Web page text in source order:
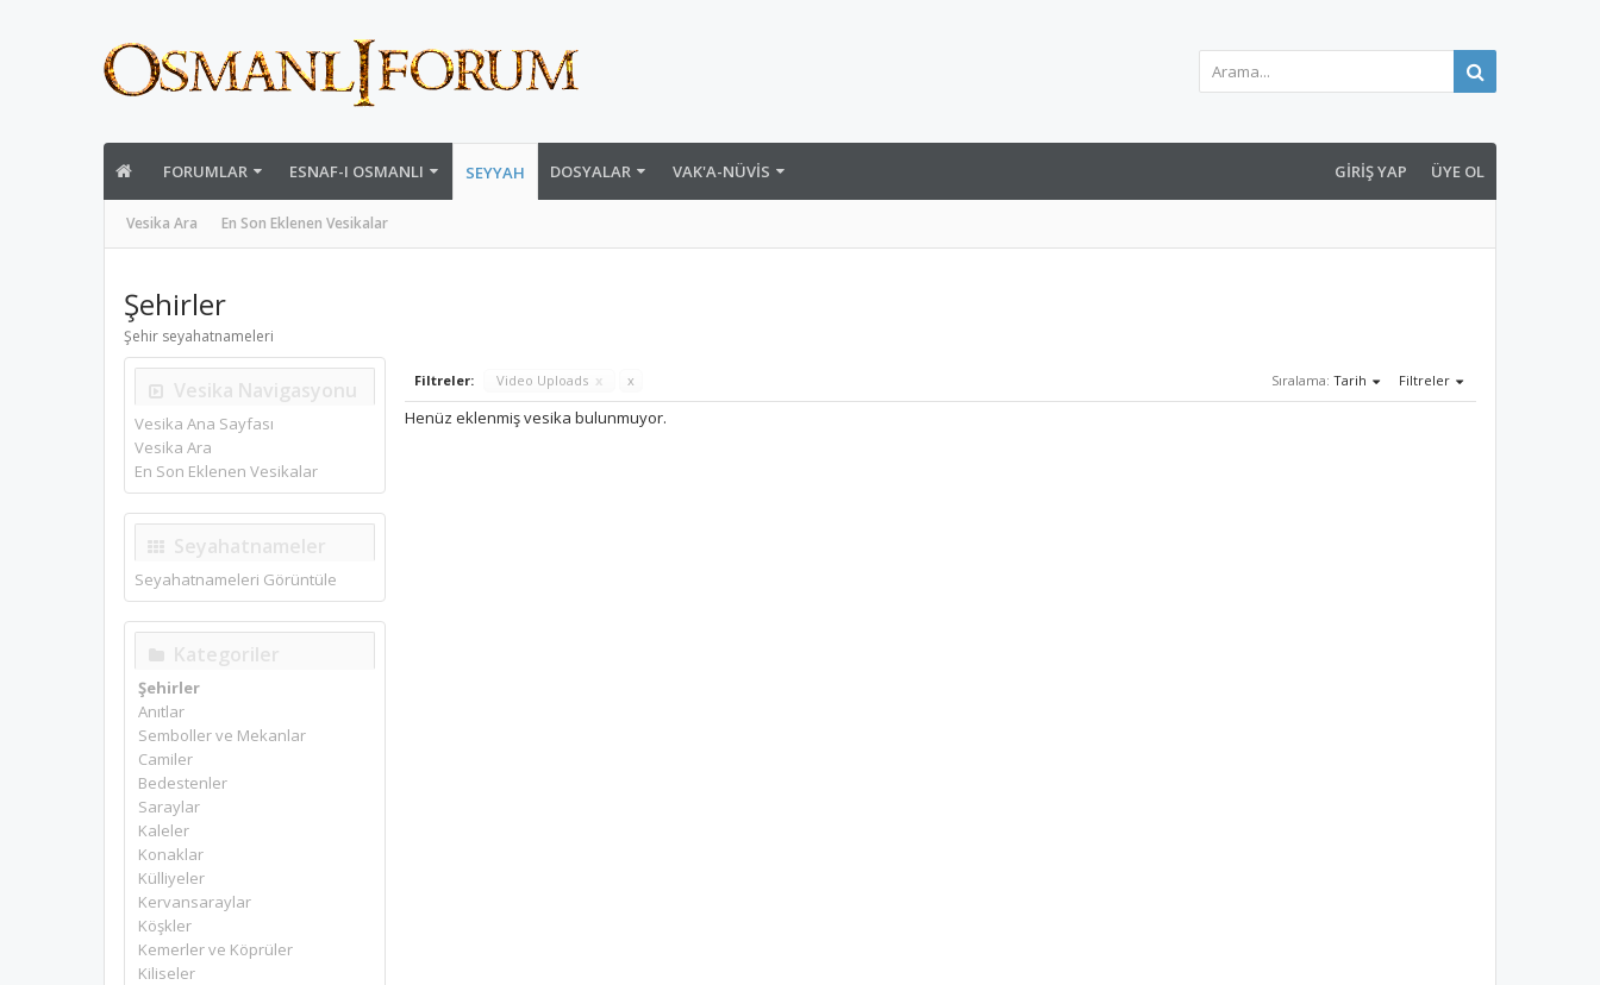
FORUMLAR ESNAF-I OSMANLI SEYYAH
Vesika Ara En Son Eklenen Vesikalar
DOSYALAR VAK'A-NÜVIS GIRIŞ YAP ÜYE OL
Şehirler
Şehir seyahatnameleri
Filtreler: Video Uploads x x Sıralama: Tarih Filtreler
Henüz eklenmiş vesika bulunmuyor.
Vesika Navigasyonu
Vesika Ana Sayfası
Vesika Ara
En Son Eklenen Vesikalar
Seyahatnameler
Seyahatnameleri Görüntüle
Kategoriler
Şehirler
Anıtlar
Semboller ve Mekanlar
Camiler
Bedestenler
Saraylar
Kaleler
Konaklar
Külliyeler
Kervansaraylar
Köşkler
Kemerler ve Köprüler
Kiliseler